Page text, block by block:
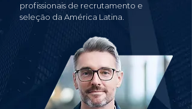
profissionais de recrutamento e
seleção da América Latina.